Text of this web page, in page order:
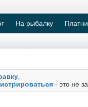
На рыбалку
- это не